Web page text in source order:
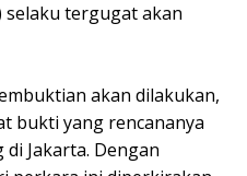
selaku tergugat akan
akan dilakukan,
bukti yang rencananya
Jakarta. Dengan